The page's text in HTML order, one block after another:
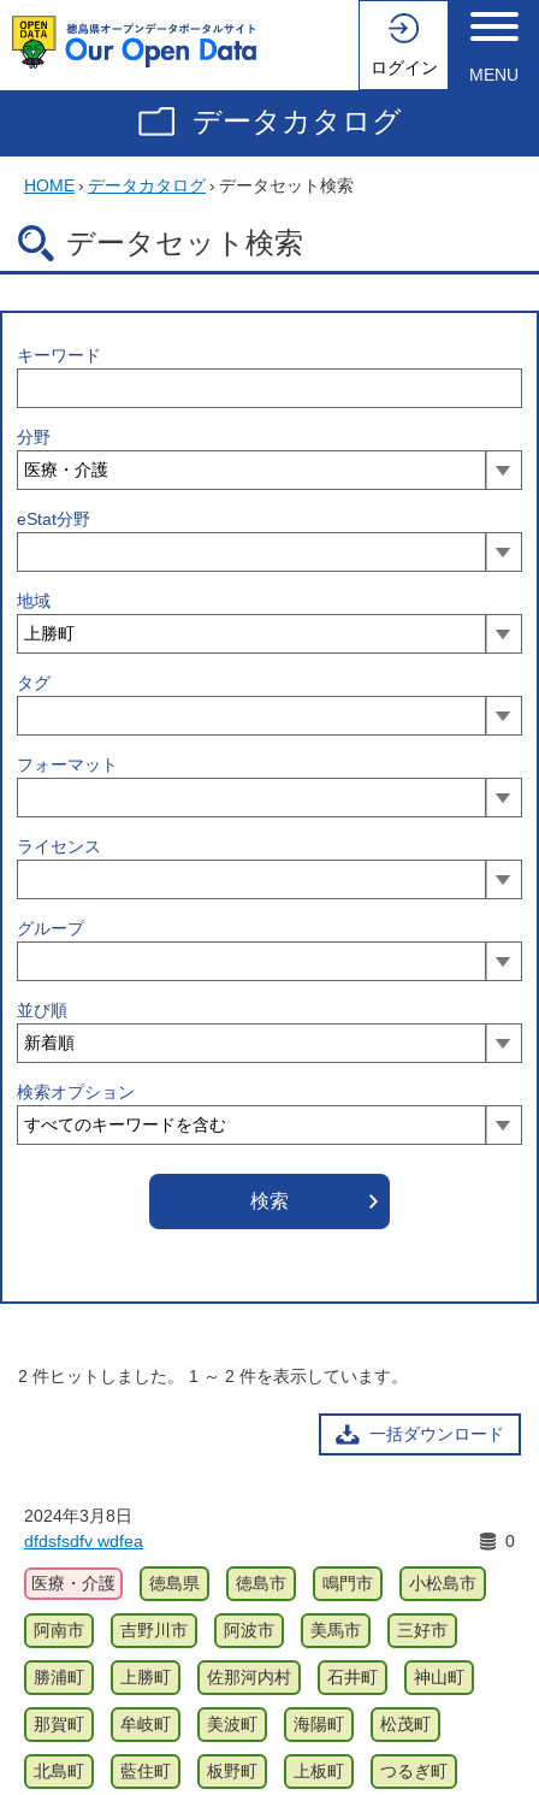
ログイン MENU
データカタログ
HOME› データカタログ› データセット検索
データセット検索
キーワード
分野
eStat分野
地域
タグ
フォーマット
ライセンス
グループ
並び順
検索オプション
2 件ヒットしました。 1 ～ 2 件を表示しています。
一括ダウンロード
2024年3月8日
dfdsfsdfv wdfea
0
医療・介護 徳島県 徳島市 鳴門市 小松島市
阿南市 吉野川市 阿波市 美馬市 三好市
勝浦町 上勝町 佐那河内村 石井町 神山町
那賀町 牟岐町 美波町 海陽町 松茂町
北島町 藍住町 板野町 上板町 つるぎ町